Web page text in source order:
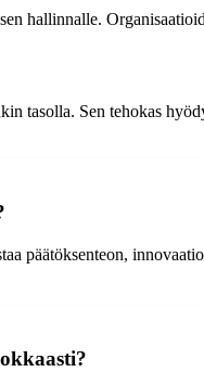
hallinnalle.
tasolla. Sen tehokas
päätöksenteon,